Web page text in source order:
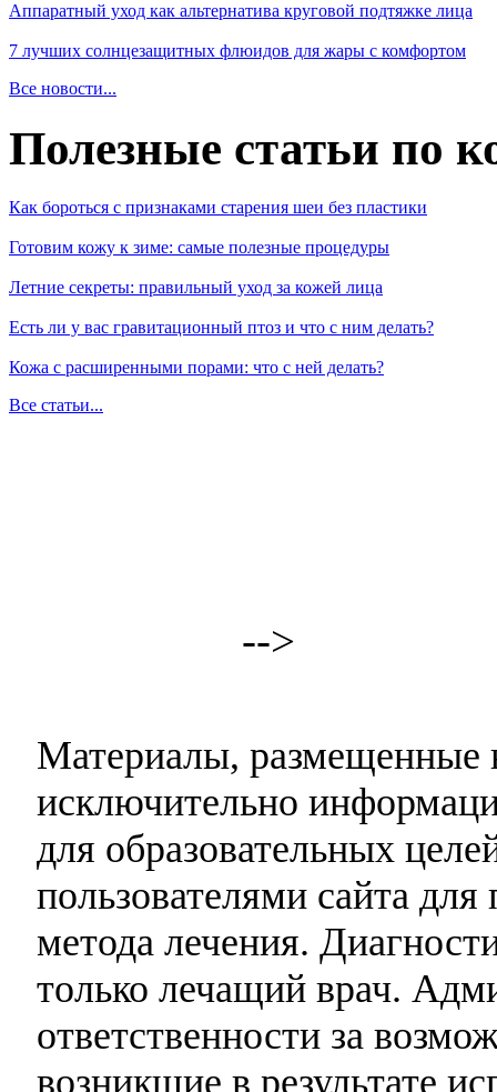
Аппаратный уход как альтернатива круговой подтяжке лица
7 лучших солнцезащитных флюидов для жары с комфортом
Все новости...
Полезные статьи по
Как бороться с признаками старения шеи без пластики
Готовим кожу к зиме: самые полезные процедуры
Летние секреты: правильный уход за кожей лица
Есть ли у вас гравитационный птоз и что с ним делать?
Кожа с расширенными порами: что с ней делать?
Все статьи...
-->
Материалы, размещенные
исключительно
для образовательных
пользователями сайта
метода лечения.
только лечащий врач.
ответственности за
возникшие в результате